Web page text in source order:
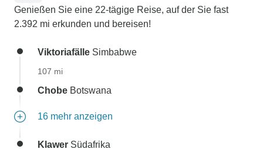
Genießen Sie eine 22-tägige Reise, auf der Sie fast
2.392 mi erkunden und bereisen!
Viktoriafälle Simbabwe
107 mi
Chobe Botswana
16 mehr anzeigen
Klawer Südafrika